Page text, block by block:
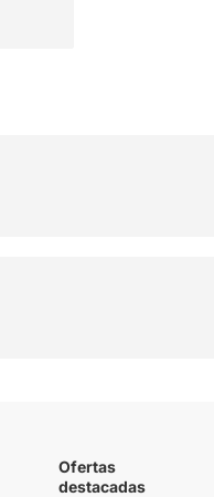
Ofertas
destacadas